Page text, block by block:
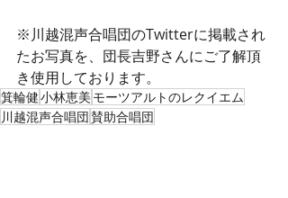
※川越混声合唱団のTwitterに掲載され
たお写真を、団長吉野さんにご了解頂
き使用しております。
箕輪健小林恵美 モーツアルトのレクイエム
川越混声合唱団賛助合唱団